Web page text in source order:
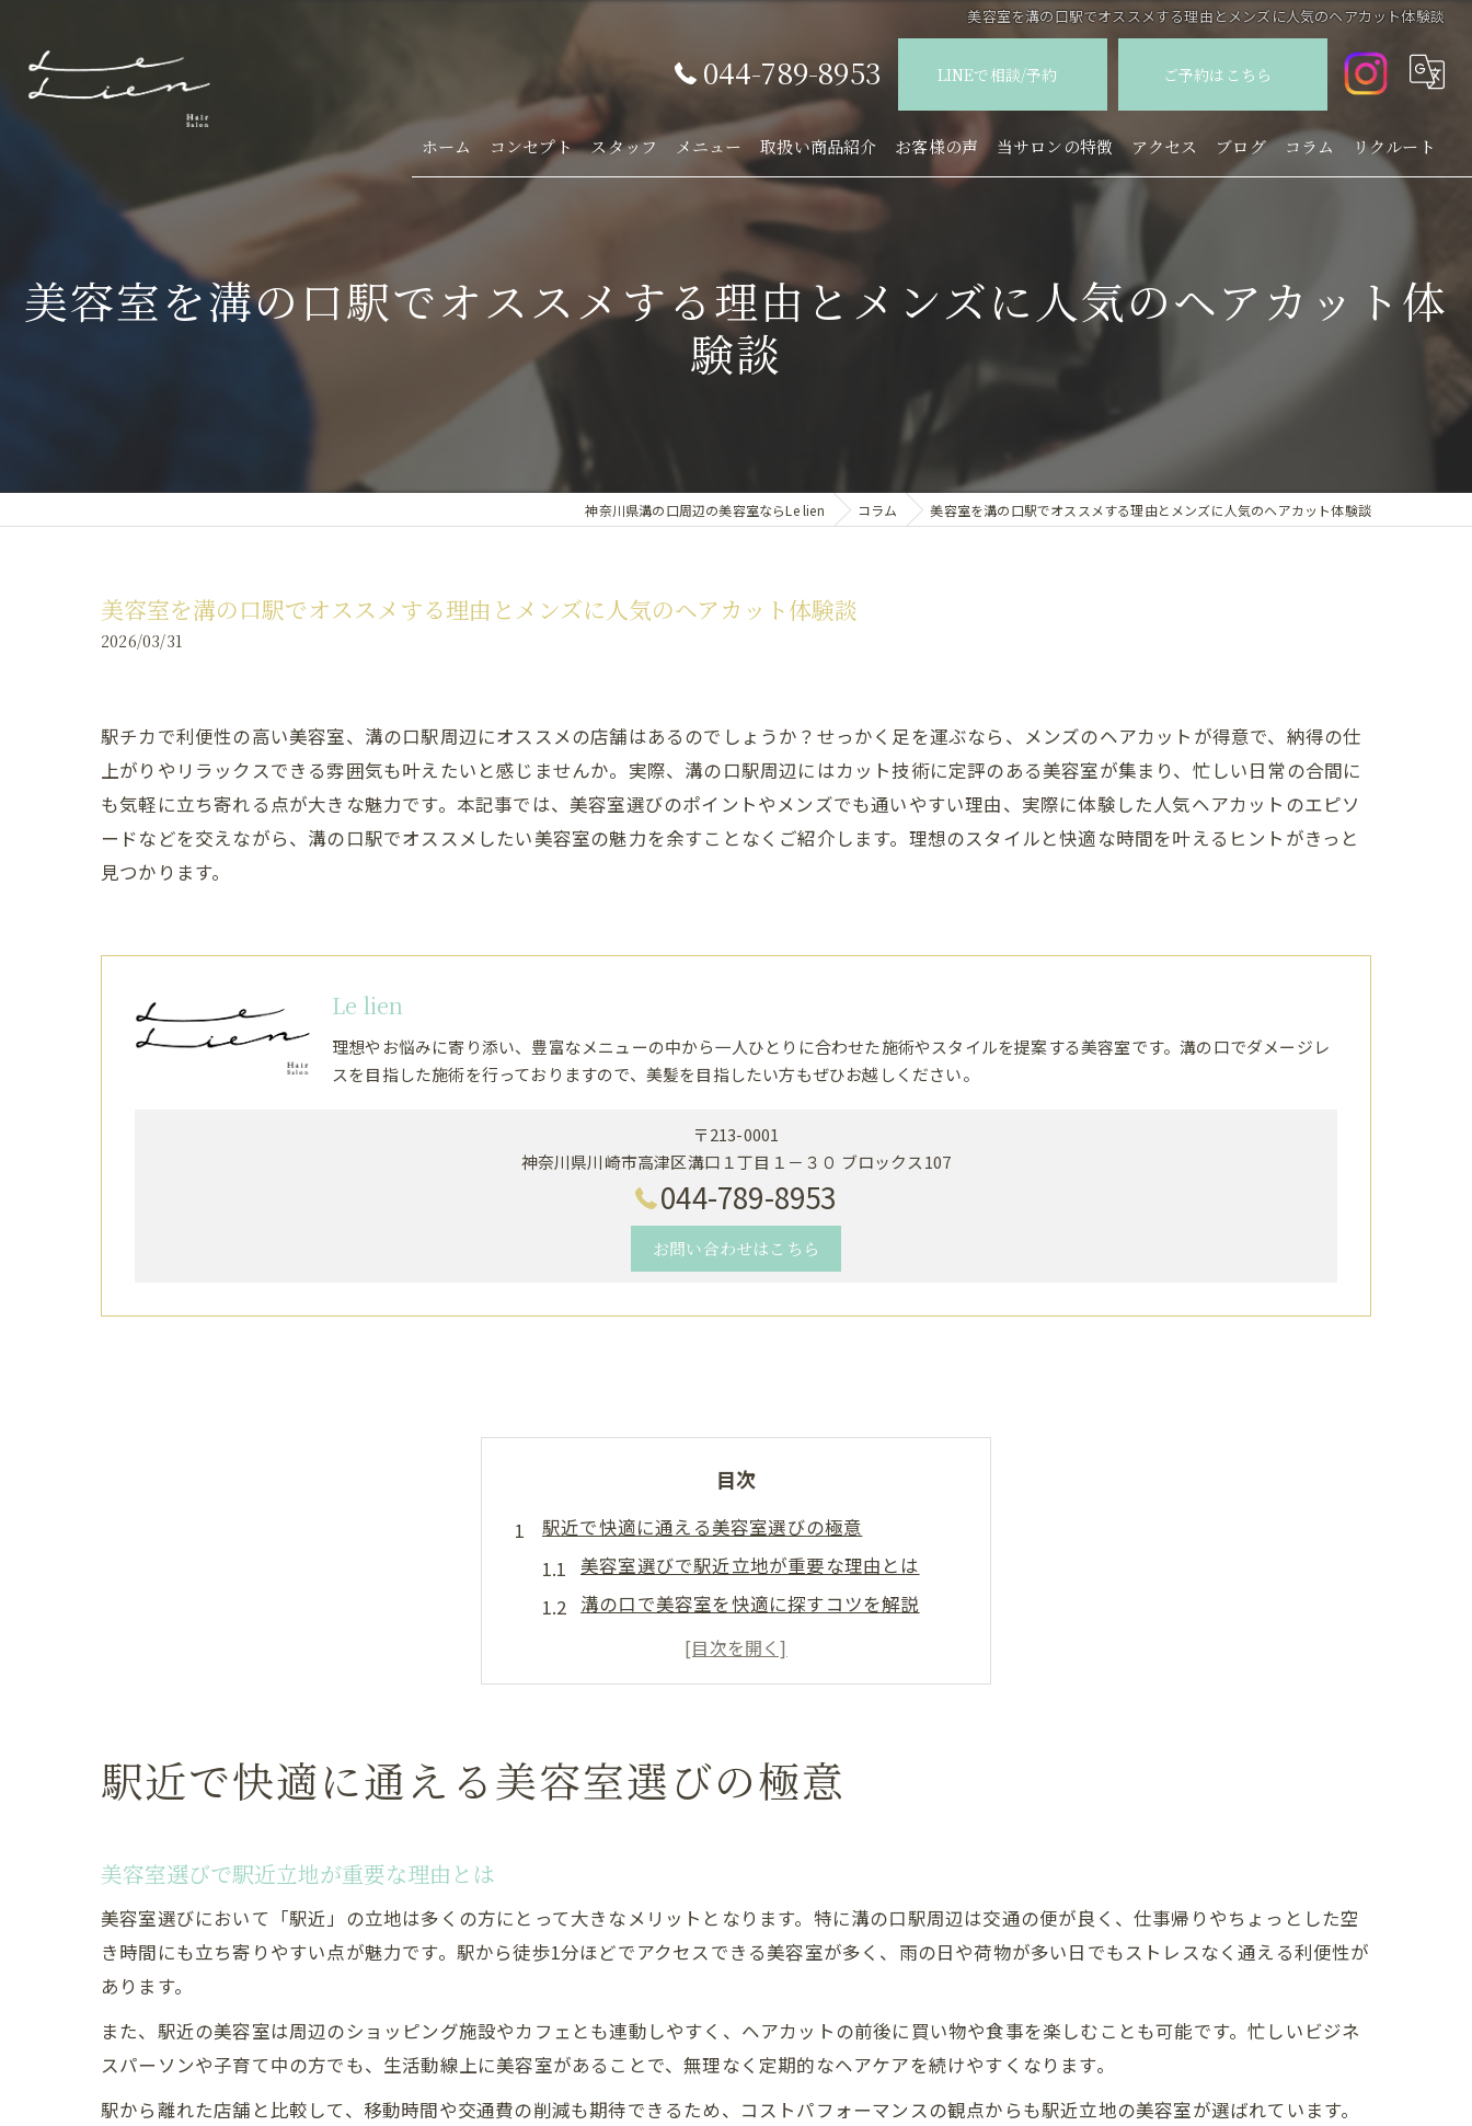
美容室を溝の口駅でオススメする理由とメンズに人気のヘアカット体験談
044-789-8953 LINEで相談/予約 ご予約はこちら
ホーム コンセプト スタッフ メニュー 取扱い商品紹介 お客様の声 当サロンの特徴
パーマ
トリートメント
アクセス ブログ コラム リクルート
美容室を溝の口駅でオススメする理由とメンズに人気のヘアカット体
験談
神奈川県溝の口周辺の美容室ならLe lien コラム 美容室を溝の口駅でオススメする理由とメンズに人気のヘアカット体験談
美容室を溝の口駅でオススメする理由とメンズに人気のヘアカット体験談
2026/03/31
駅チカで利便性の高い美容室、溝の口駅周辺にオススメの店舗はあるのでしょうか？せっかく足を運ぶなら、メンズのヘアカットが得意で、納得の仕
上がりやリラックスできる雰囲気も叶えたいと感じませんか。実際、溝の口駅周辺にはカット技術に定評のある美容室が集まり、忙しい日常の合間に
も気軽に立ち寄れる点が大きな魅力です。本記事では、美容室選びのポイントやメンズでも通いやすい理由、実際に体験した人気ヘアカットのエピソ
ードなどを交えながら、溝の口駅でオススメしたい美容室の魅力を余すことなくご紹介します。理想のスタイルと快適な時間を叶えるヒントがきっと
見つかります。
Le lien
理想やお悩みに寄り添い、豊富なメニューの中から一人ひとりに合わせた施術やスタイルを提案する美容室です。溝の口でダメージレ
スを目指した施術を行っておりますので、美髪を目指したい方もぜひお越しください。
〒213-0001
神奈川県川崎市高津区溝口１丁目１－３０ ブロックス107
044-789-8953
お問い合わせはこちら
目次
駅近で快適に通える美容室選びの極意
美容室選びで駅近立地が重要な理由とは
溝の口で美容室を快適に探すコツを解説
通いやすい美容室は溝の口で見つかる
メンズも納得の溝の口駅近美容室の魅力
溝の口駅周辺でカット技術が光る魅力
美容室のカット技術が高い溝の口の特徴
美容室で理想のヘアカットを叶える秘訣
溝の口美容室のカット体験で納得の仕上がり
メンズに支持される溝の口美容室の特徴
美容室でメンズが快適な理由を徹底解説
溝の口駅の美容室がメンズに選ばれる理由
駅近で快適に通える美容室選びの極意
美容室選びで駅近立地が重要な理由とは
美容室選びにおいて「駅近」の立地は多くの方にとって大きなメリットとなります。特に溝の口駅周辺は交通の便が良く、仕事帰りやちょっとした空
き時間にも立ち寄りやすい点が魅力です。駅から徒歩1分ほどでアクセスできる美容室が多く、雨の日や荷物が多い日でもストレスなく通える利便性が
あります。
また、駅近の美容室は周辺のショッピング施設やカフェとも連動しやすく、ヘアカットの前後に買い物や食事を楽しむことも可能です。忙しいビジネ
スパーソンや子育て中の方でも、生活動線上に美容室があることで、無理なく定期的なヘアケアを続けやすくなります。
駅から離れた店舗と比較して、移動時間や交通費の削減も期待できるため、コストパフォーマンスの観点からも駅近立地の美容室が選ばれています。